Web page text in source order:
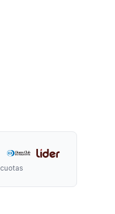
buscando el pasaporte
o mochila.
y generemos